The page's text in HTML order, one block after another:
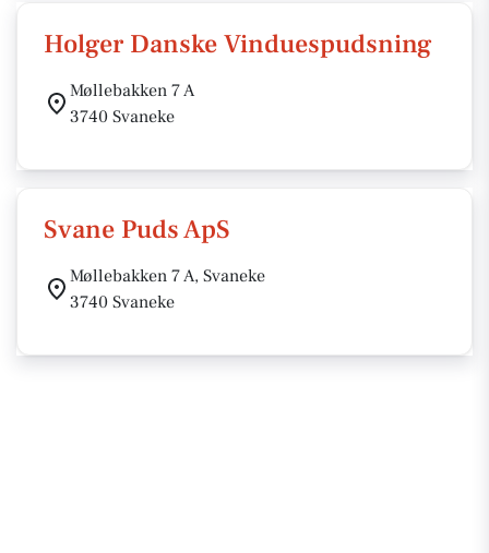
Holger Danske Vinduespudsning
Møllebakken 7 A
3740 Svaneke
Svane Puds ApS
Møllebakken 7 A, Svaneke
3740 Svaneke